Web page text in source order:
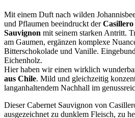
Mit einem Duft nach wilden
und Pflaumen beeindruckt der
Sauvignon mit seinem starken Antritt.
am Gaumen, ergänzen komplexe
Bitterschokolade und Vanille.
Eichenholz.
Hier haben wir einen wirklich
aus Chile. Mild und gleichzeitig
langanhaltendem Nachhall im
Dieser Cabernet Sauvignon von
ausgezeichnet zu dunklem Fleisch, zu